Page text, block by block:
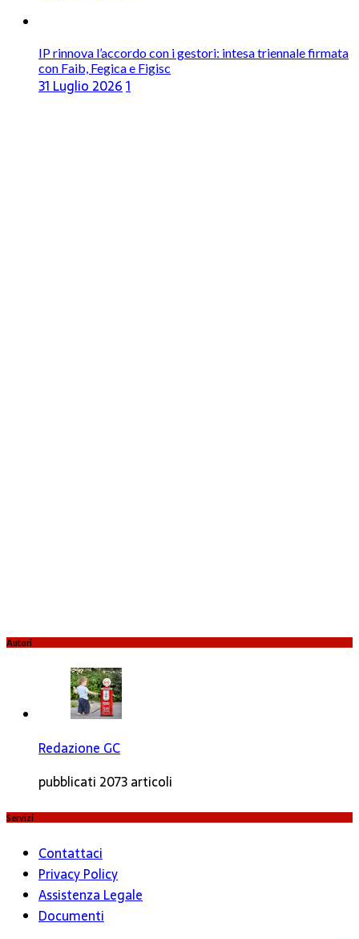
IP rinnova l’accordo con i gestori: intesa triennale firmata
con Faib, Fegica e Figisc
31 Luglio 20261
Autori
Redazione GC
pubblicati 2073 articoli
Servizi
Contattaci
Privacy Policy
Assistenza Legale
Documenti